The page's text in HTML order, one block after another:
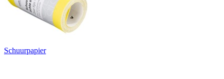
Schuurpapier